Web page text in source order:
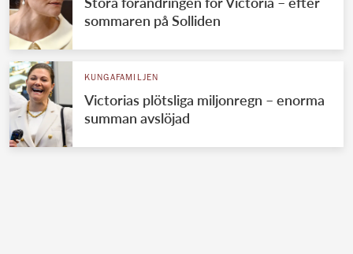
sommaren på Solliden
KUNGAFAMILJEN
Victorias plötsliga miljonregn – enorma
summan avslöjad